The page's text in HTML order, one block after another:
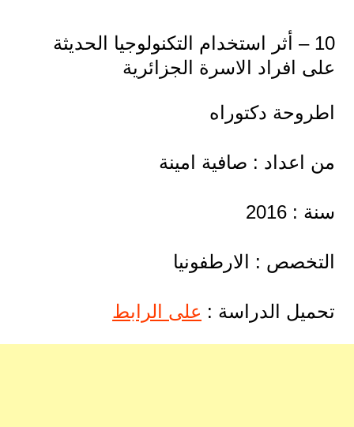
10 – أثر استخدام التكنولوجيا الحديثة
على افراد الاسرة الجزائرية
اطروحة دكتوراه
من اعداد : صافية امينة
سنة : 2016
التخصص : الارطفونيا
تحميل الدراسة : على الرابط